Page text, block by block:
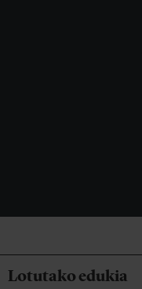
Lotutako edukia